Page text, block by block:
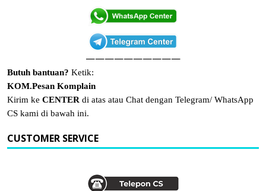
——————————
Butuh bantuan? Ketik:
KOM.Pesan Komplain
Kirim ke CENTER di atas atau Chat dengan Telegram/ WhatsApp
CS kami di bawah ini.
CUSTOMER SERVICE